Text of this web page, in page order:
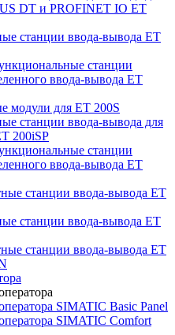
DT и PROFINET IO ET
станции ввода-вывода ET
станции
ввода-вывода ET
модули для ET 200S
станции ввода-вывода для
200iSP
станции
ввода-вывода ET
станции ввода-вывода ET
станции ввода-вывода ET
станции ввода-вывода ET
SIMATIC Basic Panel
SIMATIC Comfort